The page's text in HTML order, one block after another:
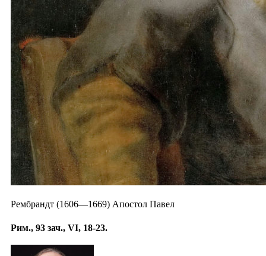
Рембрандт (1606—1669) Апостол Павел
Рим., 93 зач., VI, 18-23.